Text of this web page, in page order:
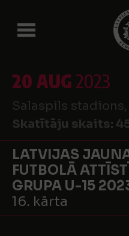
20 AUG2023
Salaspils
Skatītāju skaits:
LATVIJAS
FUTBOLĀ
GRUPA U-15
16. kārta